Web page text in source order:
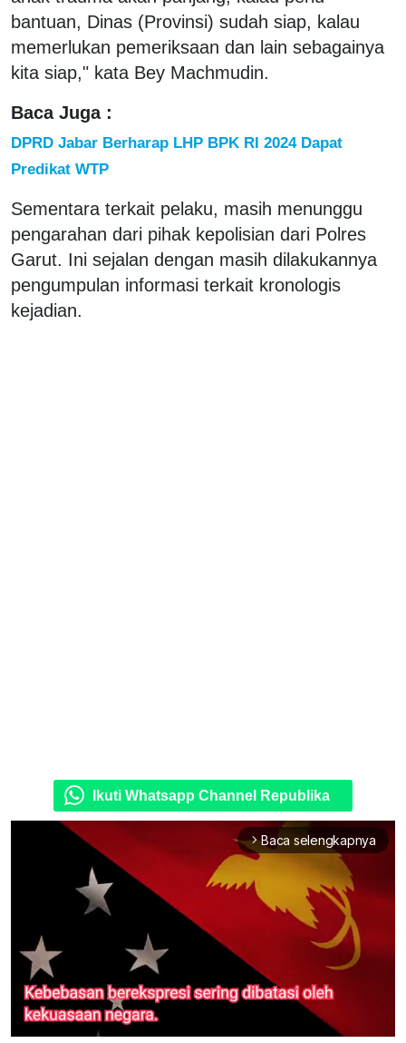
bantuan, Dinas (Provinsi) sudah siap, kalau
memerlukan pemeriksaan dan lain sebagainya
kita siap," kata Bey Machmudin.
Baca Juga :
DPRD Jabar Berharap LHP BPK RI 2024 Dapat
Predikat WTP
Sementara terkait pelaku, masih menunggu
pengarahan dari pihak kepolisian dari Polres
Garut. Ini sejalan dengan masih dilakukannya
pengumpulan informasi terkait kronologis
kejadian.
Ikuti Whatsapp Channel Republika
arrow_forward_ios Baca selengkapnya